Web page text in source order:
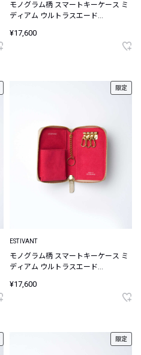
モノグラム柄 スマートキーケース ミ
ディアム ウルトラスエード
¥17,600
限定
ESTIVANT
モノグラム柄 スマートキーケース ミ
ディアム ウルトラスエード
¥17,600
限定